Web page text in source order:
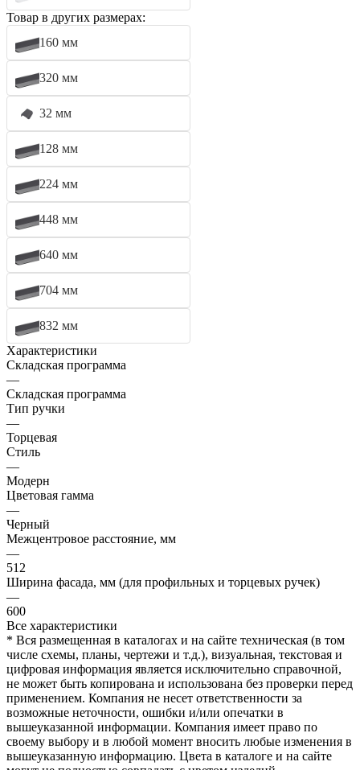
Товар в других размерах:
160 мм
320 мм
32 мм
128 мм
224 мм
448 мм
640 мм
704 мм
832 мм
Характеристики
Складская программа
—
Складская программа
Тип ручки
—
Торцевая
Стиль
—
Модерн
Цветовая гамма
—
Черный
Межцентровое расстояние, мм
—
512
Ширина фасада, мм (для профильных и торцевых ручек)
—
600
Все характеристики
* Вся размещенная в каталогах и на сайте техническая (в том
числе схемы, планы, чертежи и т.д.), визуальная, текстовая и
цифровая информация является исключительно справочной,
не может быть копирована и использована без проверки перед
применением. Компания не несет ответственности за
возможные неточности, ошибки и/или опечатки в
вышеуказанной информации. Компания имеет право по
своему выбору и в любой момент вносить любые изменения в
вышеуказанную информацию. Цвета в каталоге и на сайте